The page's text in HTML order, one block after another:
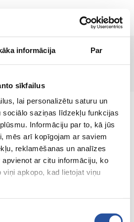
informācija Par
sīkfailus
lai personalizētu saturu un
sociālo saziņas līdzekļu funkcijas
Informāciju par to, kā jūs
mēs arī kopīgojam ar saviem
reklamēšanas un analīzes
ar citu informāciju, ko
apkopo, kad lietojat viņu
LT
nerastas!
su palankiomis
prekėmis, kurioje
yra mūsų pagrindinė
ir sodui!